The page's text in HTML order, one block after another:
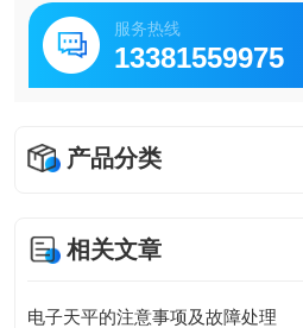
服务热线
13381559975
产品分类
相关文章
电子天平的注意事项及故障处理